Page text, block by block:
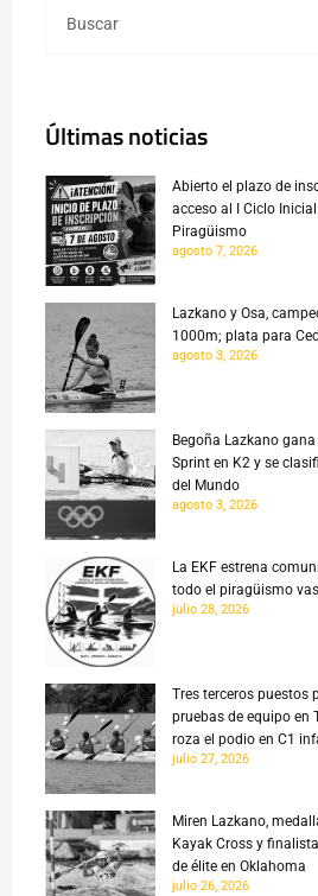
Últimas noticias
Abierto el plazo de
acceso al I Ciclo
Piragüismo
agosto 7, 2026
Lazkano y Osa,
1000m; plata para
agosto 3, 2026
Begoña Lazkano
Sprint en K2 y se
del Mundo
agosto 3, 2026
La EKF estrena
todo el piragüismo
julio 28, 2026
Tres terceros puestos
pruebas de equipo en
roza el podio en C1
julio 27, 2026
Miren Lazkano,
Kayak Cross y
de élite en Oklahoma
julio 26, 2026